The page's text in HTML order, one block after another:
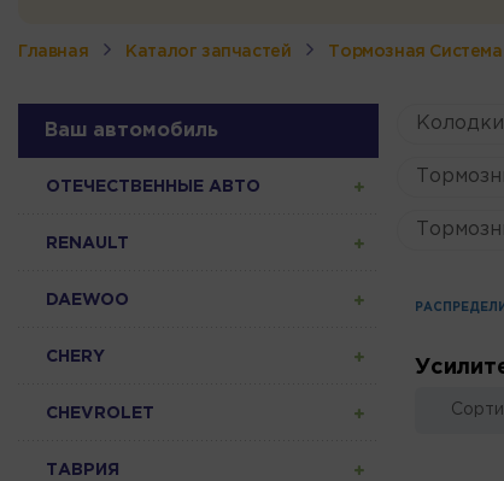
Главная Каталог запчастей Тормозная Система
Ваш автомобиль
ОТЕЧЕСТВЕННЫЕ АВТО
RENAULT
DAEWOO
CHERY
CHEVROLET
ТАВРИЯ